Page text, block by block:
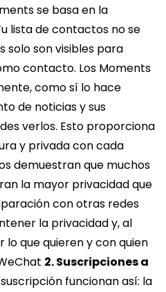
se basa en la
lista de contactos no se
solo son visibles para
contacto. Los Moments
como sí lo hace
de noticias y sus
verlos. Esto proporciona
y privada con cada
demuestran que muchos
la mayor privacidad que
con otras redes
la privacidad y, al
que quieren y con quien
2. Suscripciones a
funcionan así: la